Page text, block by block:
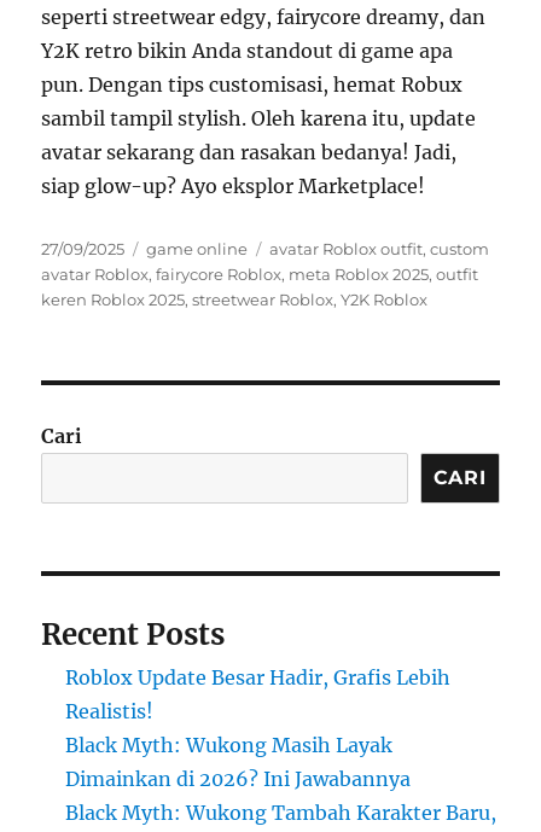
seperti streetwear edgy, fairycore dreamy, dan
Y2K retro bikin Anda standout di game apa
pun. Dengan tips customisasi, hemat Robux
sambil tampil stylish. Oleh karena itu, update
avatar sekarang dan rasakan bedanya! Jadi,
siap glow-up? Ayo eksplor Marketplace!
Posted
on
27/09/2025 Categories
game online Tags
avatar Roblox outfit,custom
avatar Roblox,fairycore Roblox, meta Roblox 2025,outfit
keren Roblox 2025,streetwear Roblox,Y2K Roblox
Cari
CARI
Recent Posts
Roblox Update Besar Hadir, Grafis Lebih
Realistis!
Black Myth: Wukong Masih Layak
Dimainkan di 2026? Ini Jawabannya
Black Myth: Wukong Tambah Karakter Baru,